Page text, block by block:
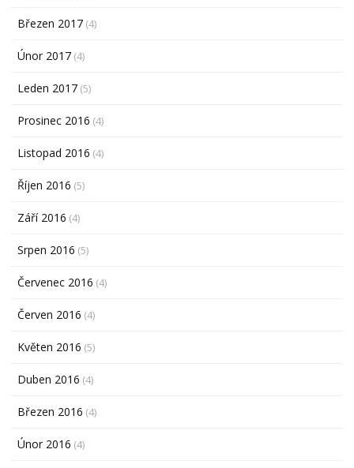
Březen 2017 (4)
Únor 2017 (4)
Leden 2017 (5)
Prosinec 2016 (4)
Listopad 2016 (4)
Říjen 2016 (5)
Září 2016 (4)
Srpen 2016 (5)
Červenec 2016 (4)
Červen 2016 (4)
Květen 2016 (5)
Duben 2016 (4)
Březen 2016 (4)
Únor 2016 (4)